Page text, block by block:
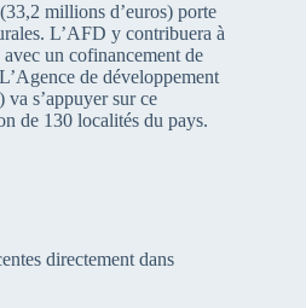
millions d’euros) porte
L’AFD y contribuera à
un cofinancement de
de développement
s’appuyer sur ce
de 130 localités du pays.
directement dans